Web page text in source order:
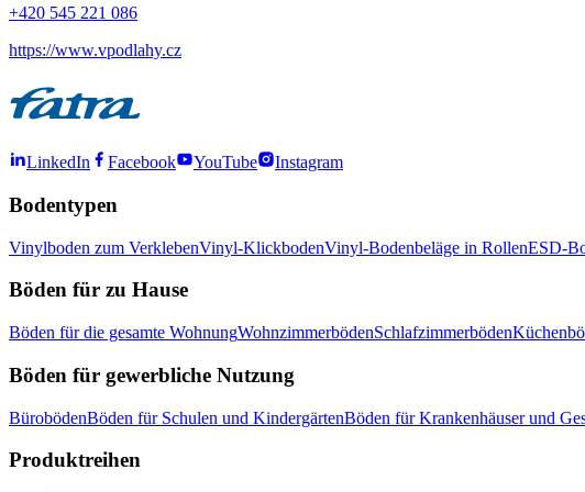
+420 545 221 086
https://www.vpodlahy.cz
LinkedIn Facebook YouTube Instagram
Bodentypen
Vinylboden zum VerklebenVinyl-KlickbodenVinyl-Bodenbeläge in RollenESD-
Böden für zu Hause
Böden für die gesamte WohnungWohnzimmerbödenSchlafzimmerböden
Böden für gewerbliche Nutzung
BürobödenBöden für Schulen und KindergärtenBöden für Krankenhäuser und
Produktreihen